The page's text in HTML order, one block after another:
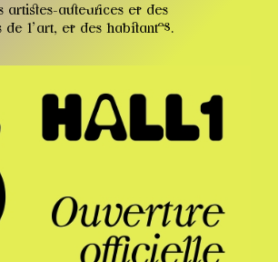
artistes-auteurices et des
l’art, et des habitant·es.